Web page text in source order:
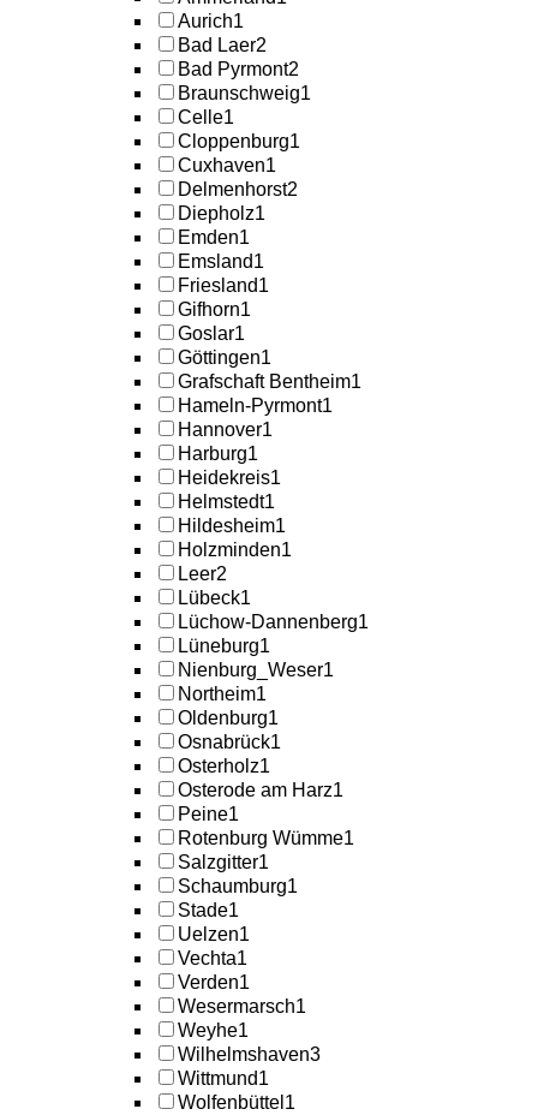
Aurich1
Bad Laer2
Bad Pyrmont2
Braunschweig1
Celle1
Cloppenburg1
Cuxhaven1
Delmenhorst2
Diepholz1
Emden1
Emsland1
Friesland1
Gifhorn1
Goslar1
Göttingen1
Grafschaft Bentheim1
Hameln-Pyrmont1
Hannover1
Harburg1
Heidekreis1
Helmstedt1
Hildesheim1
Holzminden1
Leer2
Lübeck1
Lüchow-Dannenberg1
Lüneburg1
Nienburg_Weser1
Northeim1
Oldenburg1
Osnabrück1
Osterholz1
Osterode am Harz1
Peine1
Rotenburg Wümme1
Salzgitter1
Schaumburg1
Stade1
Uelzen1
Vechta1
Verden1
Wesermarsch1
Weyhe1
Wilhelmshaven3
Wittmund1
Wolfenbüttel 1